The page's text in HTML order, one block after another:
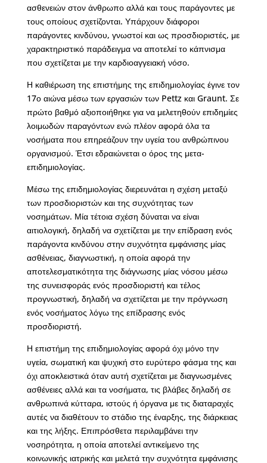
ασθενειών στον άνθρωπο αλλά και τους παράγοντες με
τους οποίους σχετίζονται. Υπάρχουν διάφοροι
παράγοντες κινδύνου, γνωστοί και ως προσδιοριστές, με
χαρακτηριστικό παράδειγμα να αποτελεί το κάπνισμα
που σχετίζεται με την καρδιοαγγειακή νόσο.
Η καθιέρωση της επιστήμης της επιδημιολογίας έγινε τον
17ο αιώνα μέσω των εργασιών των Pettz και Graunt. Σε
πρώτο βαθμό αξιοποιήθηκε για να μελετηθούν επιδημίες
λοιμωδών παραγόντων ενώ πλέον αφορά όλα τα
νοσήματα που επηρεάζουν την υγεία του ανθρώπινου
οργανισμού. Έτσι εδραιώνεται ο όρος της μετα-
επιδημιολογίας.
Μέσω της επιδημιολογίας διερευνάται η σχέση μεταξύ
των προσδιοριστών και της συχνότητας των
νοσημάτων. Μία τέτοια σχέση δύναται να είναι
αιτιολογική, δηλαδή να σχετίζεται με την επίδραση ενός
παράγοντα κινδύνου στην συχνότητα εμφάνισης μίας
ασθένειας, διαγνωστική, η οποία αφορά την
αποτελεσματικότητα της διάγνωσης μίας νόσου μέσω
της συνεισφοράς ενός προσδιοριστή και τέλος
προγνωστική, δηλαδή να σχετίζεται με την πρόγνωση
ενός νοσήματος λόγω της επίδρασης ενός
προσδιοριστή.
Η επιστήμη της επιδημιολογίας αφορά όχι μόνο την
υγεία, σωματική και ψυχική στο ευρύτερο φάσμα της και
όχι αποκλειστικά όταν αυτή σχετίζεται με διαγνωσμένες
ασθένειες αλλά και τα νοσήματα, τις βλάβες δηλαδή σε
ανθρωπινά κύτταρα, ιστούς ή όργανα με τις διαταραχές
αυτές να διαθέτουν το στάδιο της έναρξης, της διάρκειας
και της λήξης. Επιπρόσθετα περιλαμβάνει την
νοσηρότητα, η οποία αποτελεί αντικείμενο της
κοινωνικής ιατρικής και μελετά την συχνότητα εμφάνισης